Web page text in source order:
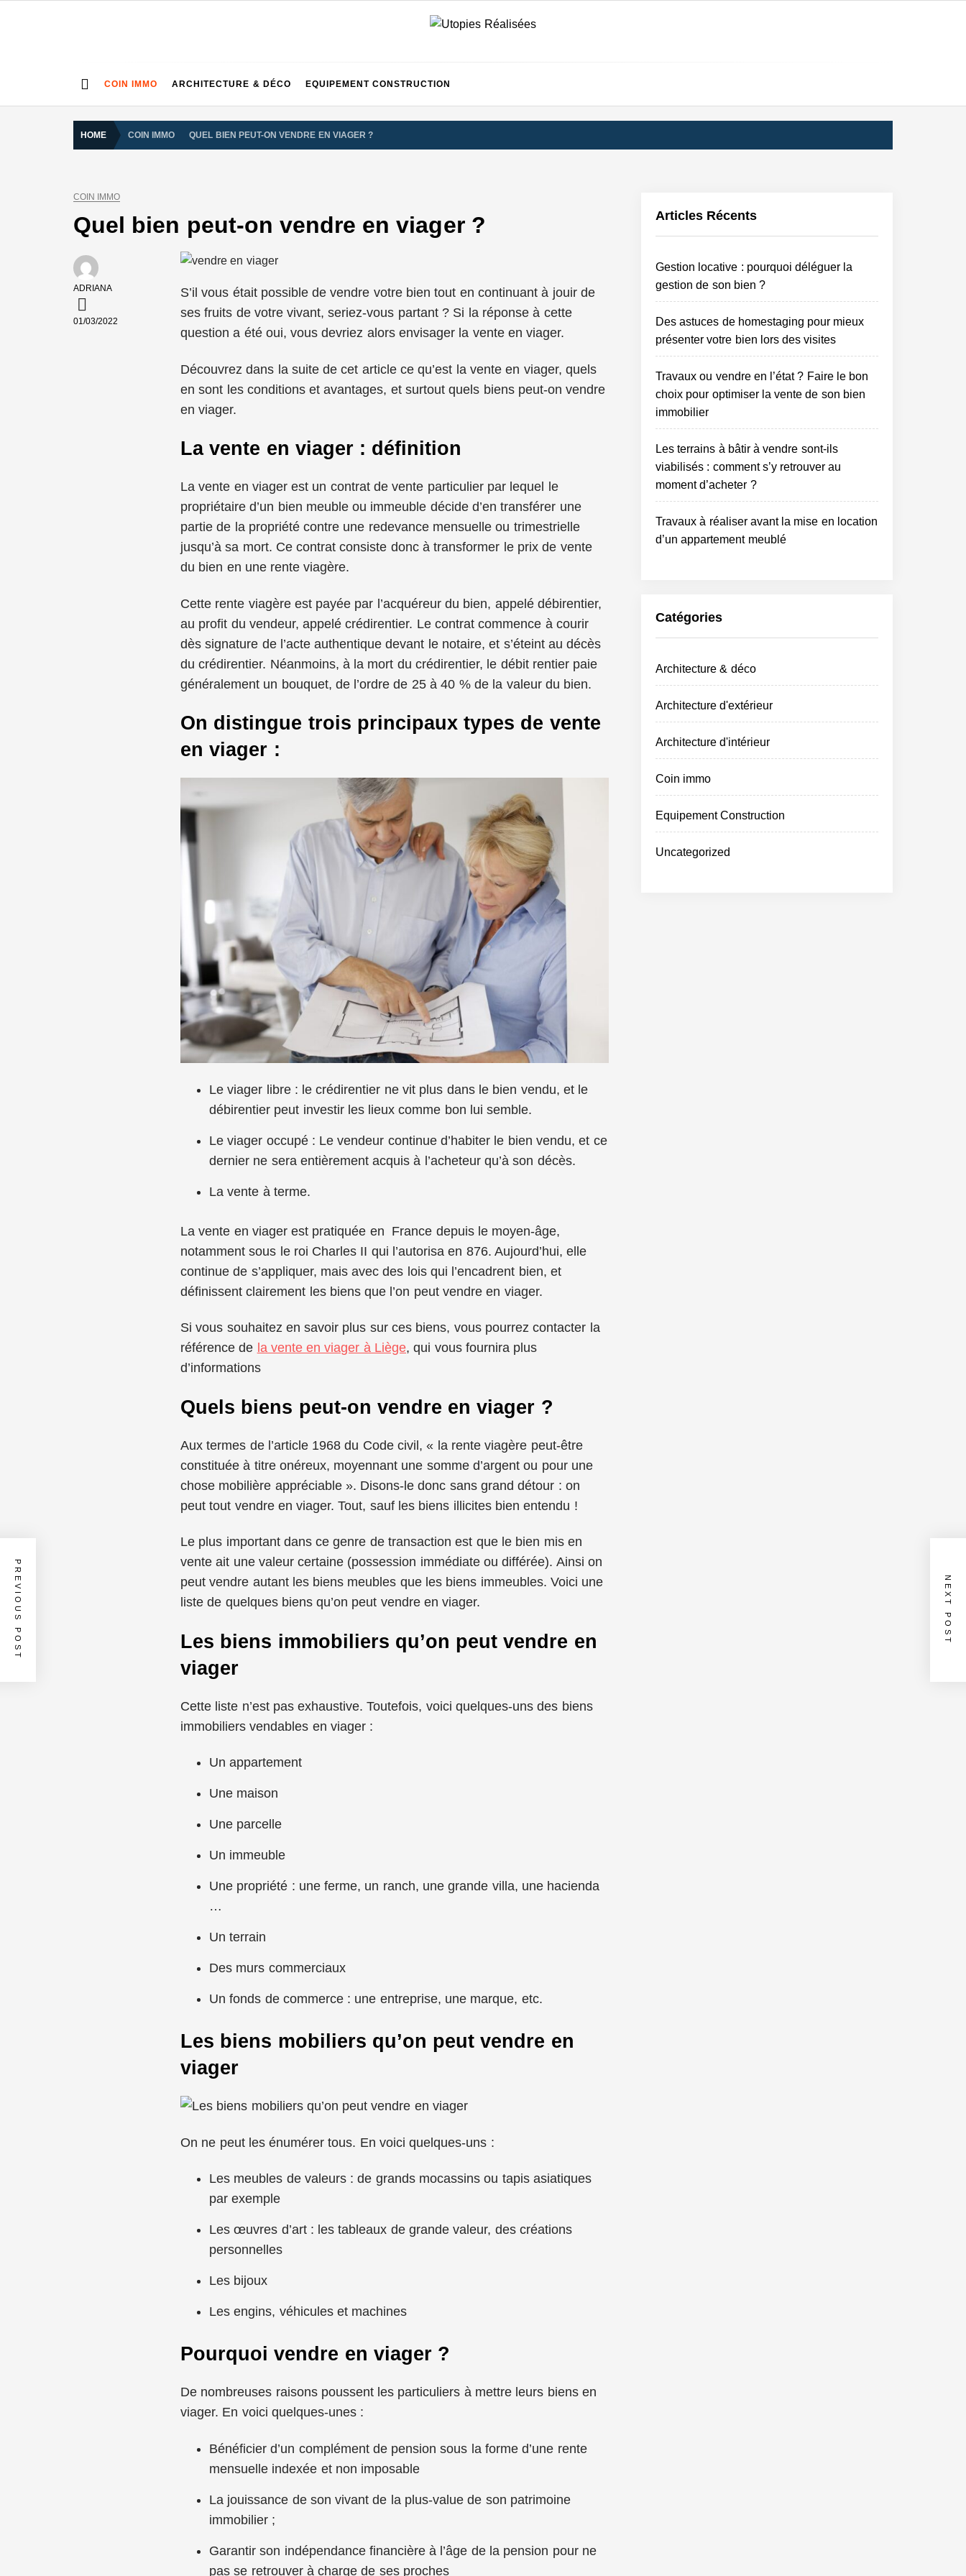
UTOPIES
RÉALISÉES
COIN IMMO ARCHITECTURE & DÉCO EQUIPEMENT CONSTRUCTION
HOME COIN IMMO QUEL BIEN PEUT-ON VENDRE EN VIAGER ?
COIN IMMO
Quel bien peut-on vendre en viager ?
ADRIANA
01/03/2022
S’il vous était possible de vendre votre bien tout en continuant à jouir de
ses fruits de votre vivant, seriez-vous partant ? Si la réponse à cette
question a été oui, vous devriez alors envisager la vente en viager.
Découvrez dans la suite de cet article ce qu’est la vente en viager, quels
en sont les conditions et avantages, et surtout quels biens peut-on vendre
en viager.
La vente en viager : définition
La vente en viager est un contrat de vente particulier par lequel le
propriétaire d’un bien meuble ou immeuble décide d’en transférer une
partie de la propriété contre une redevance mensuelle ou trimestrielle
jusqu’à sa mort. Ce contrat consiste donc à transformer le prix de vente
du bien en une rente viagère.
Cette rente viagère est payée par l’acquéreur du bien, appelé débirentier,
au profit du vendeur, appelé crédirentier. Le contrat commence à courir
dès signature de l’acte authentique devant le notaire, et s’éteint au décès
du crédirentier. Néanmoins, à la mort du crédirentier, le débit rentier paie
généralement un bouquet, de l’ordre de 25 à 40 % de la valeur du bien.
On distingue trois principaux types de vente
en viager :
Le viager libre : le crédirentier ne vit plus dans le bien vendu, et le
débirentier peut investir les lieux comme bon lui semble.
Le viager occupé : Le vendeur continue d’habiter le bien vendu, et ce
dernier ne sera entièrement acquis à l’acheteur qu’à son décès.
La vente à terme.
La vente en viager est pratiquée en France depuis le moyen-âge,
notamment sous le roi Charles II qui l’autorisa en 876. Aujourd’hui, elle
continue de s’appliquer, mais avec des lois qui l’encadrent bien, et
définissent clairement les biens que l’on peut vendre en viager.
Si vous souhaitez en savoir plus sur ces biens, vous pourrez contacter la
référence de la vente en viager à Liège, qui vous fournira plus
d’informations
Quels biens peut-on vendre en viager ?
Aux termes de l’article 1968 du Code civil, « la rente viagère peut-être
constituée à titre onéreux, moyennant une somme d’argent ou pour une
chose mobilière appréciable ». Disons-le donc sans grand détour : on
peut tout vendre en viager. Tout, sauf les biens illicites bien entendu !
Le plus important dans ce genre de transaction est que le bien mis en
vente ait une valeur certaine (possession immédiate ou différée). Ainsi on
peut vendre autant les biens meubles que les biens immeubles. Voici une
liste de quelques biens qu’on peut vendre en viager.
Les biens immobiliers qu’on peut vendre en
viager
Cette liste n’est pas exhaustive. Toutefois, voici quelques-uns des biens
immobiliers vendables en viager :
Un appartement
Une maison
Une parcelle
Un immeuble
Une propriété : une ferme, un ranch, une grande villa, une hacienda
…
Un terrain
Des murs commerciaux
Un fonds de commerce : une entreprise, une marque, etc.
Les biens mobiliers qu’on peut vendre en
viager
On ne peut les énumérer tous. En voici quelques-uns :
Les meubles de valeurs : de grands mocassins ou tapis asiatiques
par exemple
Les œuvres d’art : les tableaux de grande valeur, des créations
personnelles
Les bijoux
Les engins, véhicules et machines
Pourquoi vendre en viager ?
De nombreuses raisons poussent les particuliers à mettre leurs biens en
viager. En voici quelques-unes :
Bénéficier d’un complément de pension sous la forme d’une rente
mensuelle indexée et non imposable
La jouissance de son vivant de la plus-value de son patrimoine
immobilier ;
Garantir son indépendance financière à l’âge de la pension pour ne
pas se retrouver à charge de ses proches
PREVIOUS POST NEXT POST
Articles Récents
Gestion locative : pourquoi déléguer la
gestion de son bien ?
Des astuces de homestaging pour mieux
présenter votre bien lors des visites
Travaux ou vendre en l’état ? Faire le bon
choix pour optimiser la vente de son bien
immobilier
Les terrains à bâtir à vendre sont-ils
viabilisés : comment s’y retrouver au
moment d’acheter ?
Travaux à réaliser avant la mise en location
d’un appartement meublé
Catégories
Architecture & déco
Architecture d'extérieur
Architecture d'intérieur
Coin immo
Equipement Construction
Uncategorized